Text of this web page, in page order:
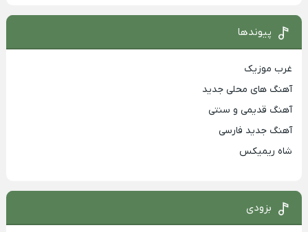
پیوندها
غرب موزیک
آهنگ های محلی جدید
آهنگ قدیمی و سنتی
آهنگ جدید فارسی
شاه ریمیکس
بزودی